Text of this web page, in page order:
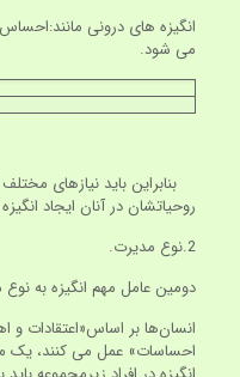
انگیزه های درونی
می شود.
بنابراین باید نیازهای
روحیاتشان در آنان ایجاد
2.نوع مدیرت.
دومین عامل مهم انگیزه به
انسان‌ها بر اساس«اعتقادات
احساسات» عمل می کنند، یک